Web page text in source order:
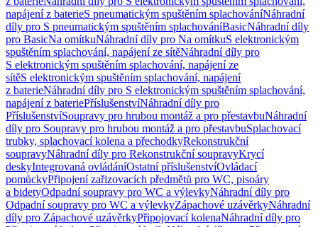
napájení z baterieS pneumatickým spuštěním splachováníNáhradní
díly pro S pneumatickým spuštěním splachováníBasicNáhradní díly
pro BasicNa omítkuNáhradní díly pro Na omítkuS elektronickým
spuštěním splachování, napájení ze sítěNáhradní díly pro
S elektronickým spuštěním splachování, napájení ze
sítěS elektronickým spuštěním splachování, napájení
z baterieNáhradní díly pro S elektronickým spuštěním splachování,
napájení z bateriePříslušenstvíNáhradní díly pro
PříslušenstvíSoupravy pro hrubou montáž a pro přestavbuNáhradní
díly pro Soupravy pro hrubou montáž a pro přestavbuSplachovací
trubky, splachovací kolena a přechodkyRekonstrukční
soupravyNáhradní díly pro Rekonstrukční soupravyKrycí
deskyIntegrovaná ovládáníOstatní příslušenstvíOvládací
pomůckyPřipojení zařizovacích předmětů pro WC, pisoáry
a bidetyOdpadní soupravy pro WC a výlevkyNáhradní díly pro
Odpadní soupravy pro WC a výlevkyZápachové uzávěrkyNáhradní
díly pro Zápachové uzávěrkyPřipojovací kolenaNáhradní díly pro